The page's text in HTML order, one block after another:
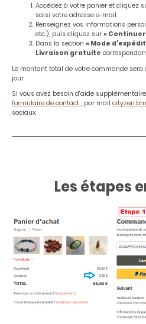
Accédez à votre panier et cliquez
saisi votre adresse e-mail.
Renseignez vos informations
etc.), puis cliquez sur« Continuer
Dans la section « Mode
Livraison gratuite
Le montant total de votre commande
jour.
Si vous avez besoin d'aide
formulaire de contact , par mail
sociaux.
Les étapes